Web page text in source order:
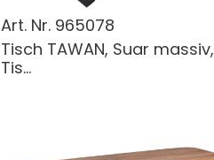
Art. Nr. 965078
Tisch TAWAN, Suar massiv,
Tis...